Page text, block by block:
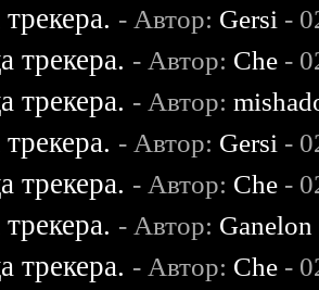
- Автор: Gersi -
трекера. - Автор: Che -
трекера. - Автор:
- Автор: Gersi -
трекера. - Автор: Che -
- Автор: Ganelon
трекера. - Автор: Che -